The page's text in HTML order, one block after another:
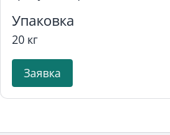
Упаковка
20 кг
Заявка